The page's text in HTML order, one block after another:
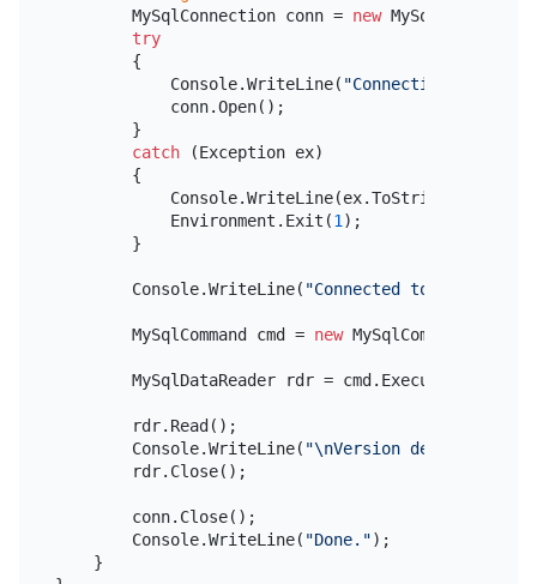
        MySqlConnection conn =
new
try
        {
            Console.WriteLine(
"Connecting to
            conn.Open();
        }
catch (Exception ex)
        {
            Console.WriteLine(ex.ToString());
            Environment.Exit(
1);
        }
        Console.WriteLine(
"Connected to: "
        MySqlCommand cmd =
new MySqlCommand(
        MySqlDataReader rdr = cmd.ExecuteReader();
        rdr.Read();
        Console.WriteLine(
"\nVersion details:\n"
        rdr.Close();
        conn.Close();
        Console.WriteLine(
"Done.");
    }